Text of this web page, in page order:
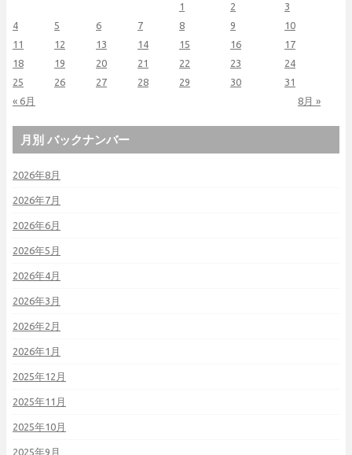
« 6月 8月 »
1 2
3
4
5 6 7 8 9
10
11
12 13 14 15 16
17
18
19 20 21 22 23
24
25
26 27 28 29 30 31
月別 バックナンバー
2026年8月
2026年7月
2026年6月
2026年5月
2026年4月
2026年3月
2026年2月
2026年1月
2025年12月
2025年11月
2025年10月
2025年9月